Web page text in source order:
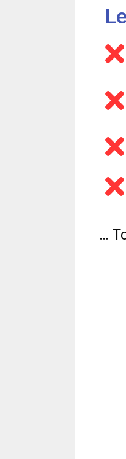
…